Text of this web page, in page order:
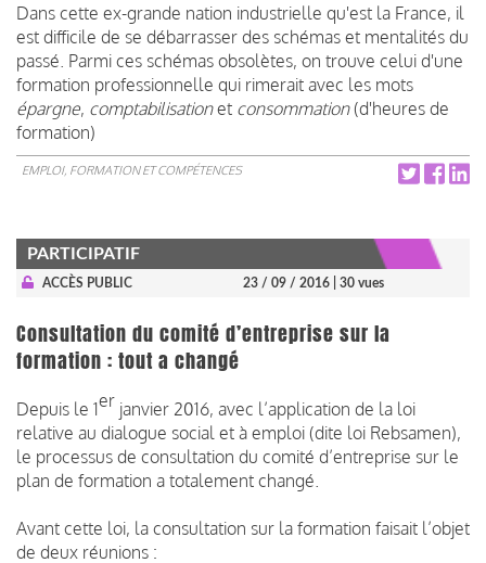
Dans cette ex-grande nation industrielle qu'est la France, il
est difficile de se débarrasser des schémas et mentalités du
passé. Parmi ces schémas obsolètes, on trouve celui d'une
formation professionnelle qui rimerait avec les mots
épargne, comptabilisationet consommation(d'heures de
formation)
EMPLOI, FORMATION ET COMPÉTENCES
PARTICIPATIF
ACCÈS PUBLIC 23 / 09 / 2016 | 30 vues
Consultation du comité d’entreprise sur la
formation : tout a changé
Depuis le 1er janvier 2016, avec l’application de la loi
relative au dialogue social et à emploi (dite loi Rebsamen),
le processus de consultation du comité d’entreprise sur le
plan de formation a totalement changé.
Avant cette loi, la consultation sur la formation faisait l’objet
de deux réunions :